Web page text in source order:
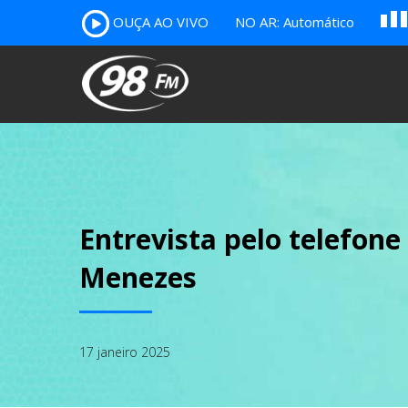
OUÇA AO VIVO NO AR: Automático B c
Entrevista pelo
Menezes
17 janeiro 2025